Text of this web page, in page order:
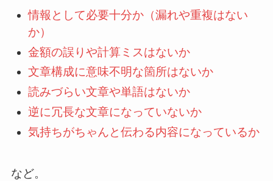
情報として必要十分か（漏れや重複はない
か）
金額の誤りや計算ミスはないか
文章構成に意味不明な箇所はないか
読みづらい文章や単語はないか
逆に冗長な文章になっていないか
気持ちがちゃんと伝わる内容になっているか
など。